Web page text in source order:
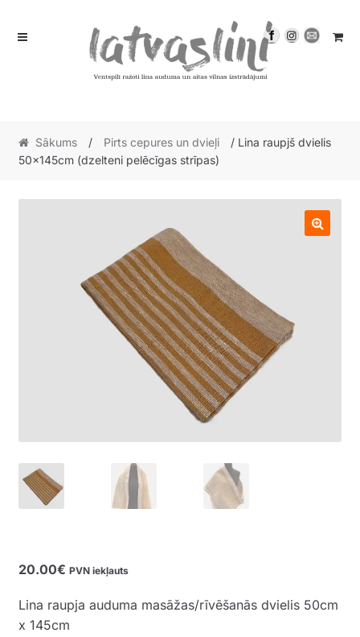
Skip
Skip
Sākums / Pirts cepures un dvieļi
/ Lina raupjš dvielis
50x145cm (dzelteni pelēcīgas strīpas)
20.00€ PVN iekļauts
Lina raupja auduma masāžas/rīvēšanās dvielis 50cm
x 145cm